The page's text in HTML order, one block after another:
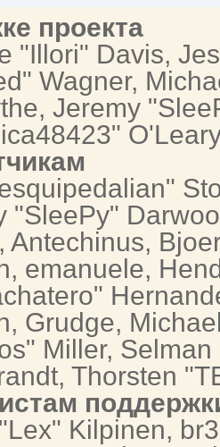
проекта
"Illori" Davis,
Wagner,
Jeremy
"SleePy"
Antechinus,
emanuele,
Grudge,
Miller,
Thorsten
Kilpinen,